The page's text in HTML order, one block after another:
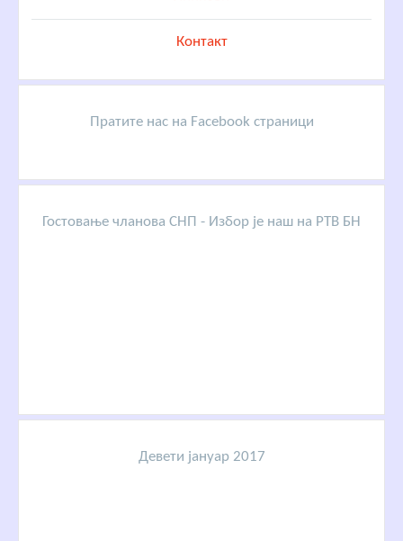
Контакт
Пратите нас на Facebook страници
Гостовање чланова СНП - Избор је наш на РТВ БН
Девети јануар 2017